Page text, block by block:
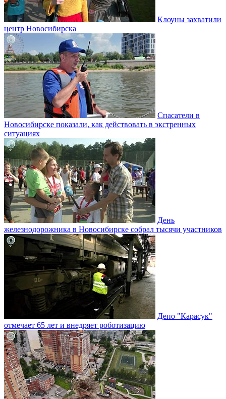
Клоуны захватили
центр Новосибирска
Спасатели в
Новосибирске показали, как действовать в экстренных
ситуациях
День
железнодорожника в Новосибирске собрал тысячи участников
Депо "Карасук"
отмечает 65 лет и внедряет роботизацию